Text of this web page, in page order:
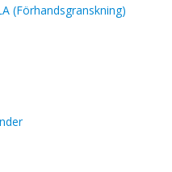
(Förhandsgranskning)